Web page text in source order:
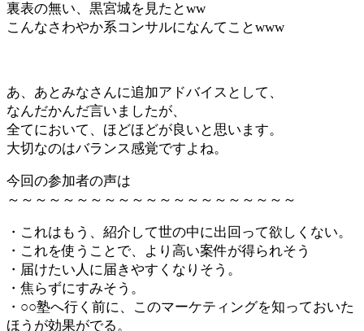
裏表の無い、黒宮城を見たとww
こんなさわやか系コンサルになんてことwww
あ、あとみなさんに追加アドバイスとして、
なんだかんだ言いましたが、
全てにおいて、ほどほどが良いと思います。
大切なのはバランス感覚ですよね。
今回の参加者の声は
～～～～～～～～～～～～～～～～～～～～～
・これはもう、紹介して世の中に出回って欲しくない。
・これを使うことで、より高い案件が得られそう
・届けたい人に届きやすくなりそう。
・焦らずにすみそう。
・○○塾へ行く前に、このマーケティングを知っておいた
ほうが効果がでる。